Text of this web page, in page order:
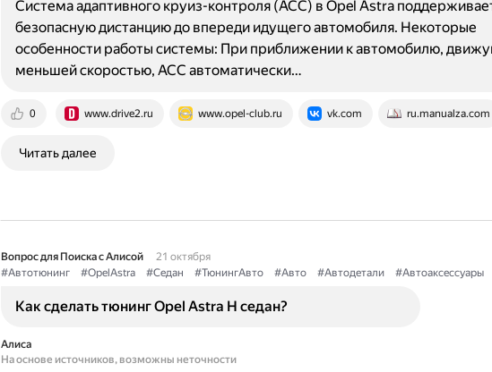
0 www.drive2.ru www.opel-club.ru vk.com ru.manualza.com
Система адаптивного круиз-контроля (ACC) в Opel Astra
безопасную дистанцию до впереди идущего автомобиля. Некоторые
особенности работы системы: При приближении к автомобилю,
меньшей скоростью, ACC автоматически…
Читать далее
Вопрос для Поиска с Алисой
21 октября
#Автотюнинг
#OpelAstra #Седан #ТюнингАвто #Авто #Автодетали #Автоаксессуары
Как сделать тюнинг Opel Astra H седан?
Алиса
На основе источников, возможны неточности